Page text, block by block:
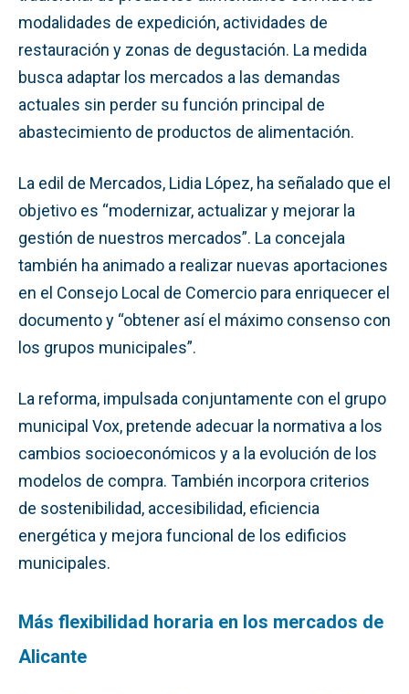
modalidades de expedición, actividades de
restauración y zonas de degustación. La medida
busca adaptar los mercados a las demandas
actuales sin perder su función principal de
abastecimiento de productos de alimentación.
La edil de Mercados, Lidia López, ha señalado que el
objetivo es “modernizar, actualizar y mejorar la
gestión de nuestros mercados”. La concejala
también ha animado a realizar nuevas aportaciones
en el Consejo Local de Comercio para enriquecer el
documento y “obtener así el máximo consenso con
los grupos municipales”.
La reforma, impulsada conjuntamente con el grupo
municipal Vox, pretende adecuar la normativa a los
cambios socioeconómicos y a la evolución de los
modelos de compra. También incorpora criterios
de sostenibilidad, accesibilidad, eficiencia
energética y mejora funcional de los edificios
municipales.
Más flexibilidad horaria en los mercados de
Alicante